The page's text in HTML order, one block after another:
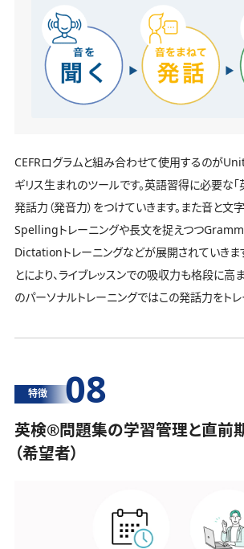
CEFRログラムと組み合わせて使用するのが
ギリス生まれのツールです。英語習得に必要な
発話力（発音力）をつけていきます。また音と文
Spellingトレーニングや長文を捉えつつ
Dictationトレーニングなどが展開されていきま
とにより、ライブレッスンでの吸収力も格段に高
のパーソナルトレーニングではこの発話力をトレ
特徴 08
英検®️問題集の学習管理と直前
（希望者）